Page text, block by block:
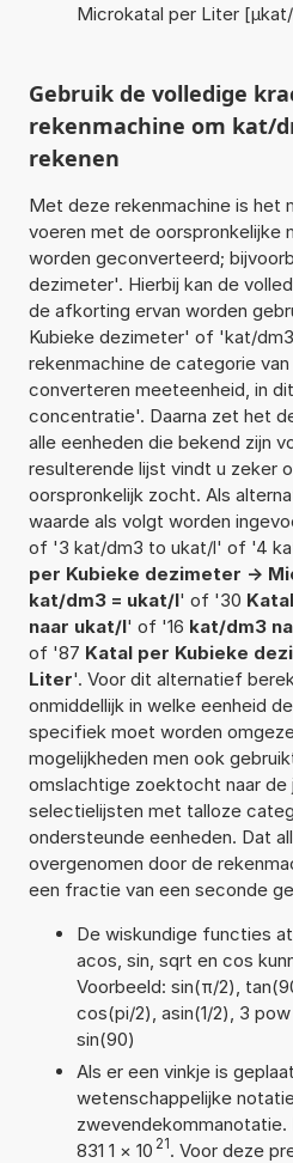
Microkatal per Liter
Gebruik de volledige
rekenmachine om kat/
rekenen
Met deze rekenmachine is het
voeren met de oorspronkelijke
worden geconverteerd;
dezimeter'. Hierbij kan de
de afkorting ervan worden
Kubieke dezimeter' of 'kat/
rekenmachine de categorie
converteren meeteenheid, in
concentratie'. Daarna zet het
alle eenheden die bekend zijn
resulterende lijst vindt u zeker
oorspronkelijk zocht. Als
waarde als volgt worden
of '3 kat/dm3 to ukat/l' of '4
per Kubieke dezimeter ->
kat/dm3 = ukat/l' of '30
naar ukat/l' of '16 kat/dm3
of '87 Katal per Kubieke
Liter'. Voor dit alternatief
onmiddellijk in welke eenheid
specifiek moet worden
mogelijkheden men ook
omslachtige zoektocht naar de
selectielijsten met talloze
ondersteunde eenheden. Dat
overgenomen door de
een fractie van een seconde
De wiskundige functies
acos, sin, sqrt en cos
Voorbeeld: sin(π/2),
cos(pi/2), asin(1/2), 3
sin(90)
Als er een vinkje is
wetenschappelijke
zwevendekommanotatie.
831 1 × 10 21. Voor deze